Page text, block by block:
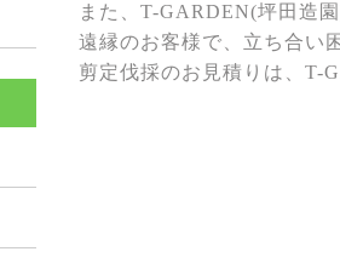
また、T-GARDEN(坪田造
遠縁のお客様で、立ち合い
剪定伐採のお見積りは、T-